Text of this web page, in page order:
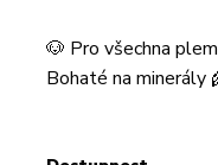
🐶 Pro všechna
Bohaté na minerály